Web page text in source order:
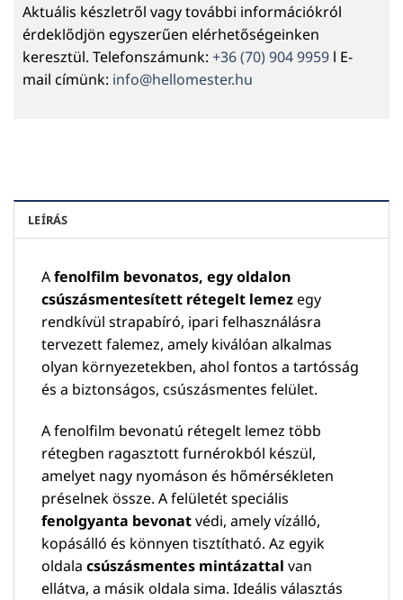
Aktuális készletről vagy további információkról
érdeklődjön egyszerűen elérhetőségeinken
keresztül. Telefonszámunk: +36 (70) 904 9959 l E-
mail címünk: info@hellomester.hu
LEÍRÁS
Afenolfilm bevonatos, egy oldalon
csúszásmentesített rétegelt lemezegy
rendkívül strapabíró, ipari felhasználásra
tervezett falemez, amely kiválóan alkalmas
olyan környezetekben, ahol fontos a tartósság
és a biztonságos, csúszásmentes felület.
A fenolfilm bevonatú rétegelt lemez több
rétegben ragasztott furnérokból készül,
amelyet nagy nyomáson és hőmérsékleten
préselnek össze. A felületét speciális
fenolgyanta bevonatvédi, amely vízálló,
kopásálló és könnyen tisztítható. Az egyik
oldala csúszásmentes mintázattal van
ellátva, a másik oldala sima. Ideális választás